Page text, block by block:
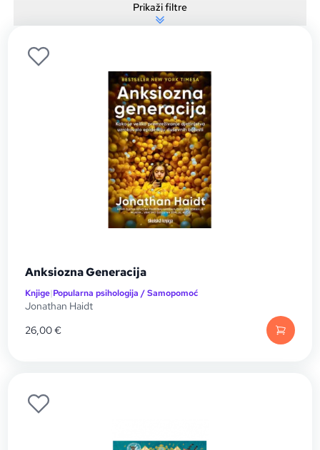
Prikaži filtre
Anksiozna Generacija
Knjige|Popularna psihologija / Samopomoć
Jonathan Haidt
26,00€